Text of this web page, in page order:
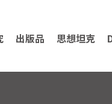
出版品 思想坦克